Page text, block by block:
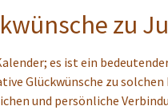
zu
es ist ein
Glückwünsche zu
und persönliche